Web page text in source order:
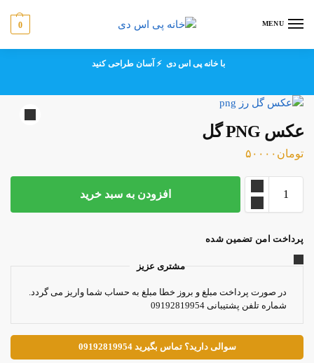
MENU
0
با خانه پی اس دی ⚡ آسان طراحی کنید
عکس PNG گل
تومان ۵۰۰۰۰
افزودن به سبد خرید
پرداخت امن تضمین شده
مشتری عزیز
در صورت پرداخت مبلغ و بروز خطا مبلغ به حساب شما واریز می گردد.
شماره تلفن پشتیبانی 09192819954
سوالی دارید؟ تماس بگیرید 09192819954